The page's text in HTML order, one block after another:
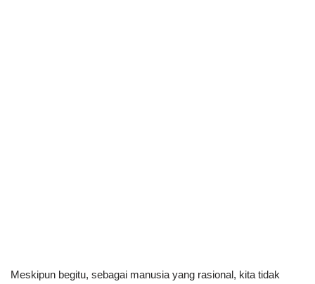
Meskipun begitu, sebagai manusia yang rasional, kita tidak